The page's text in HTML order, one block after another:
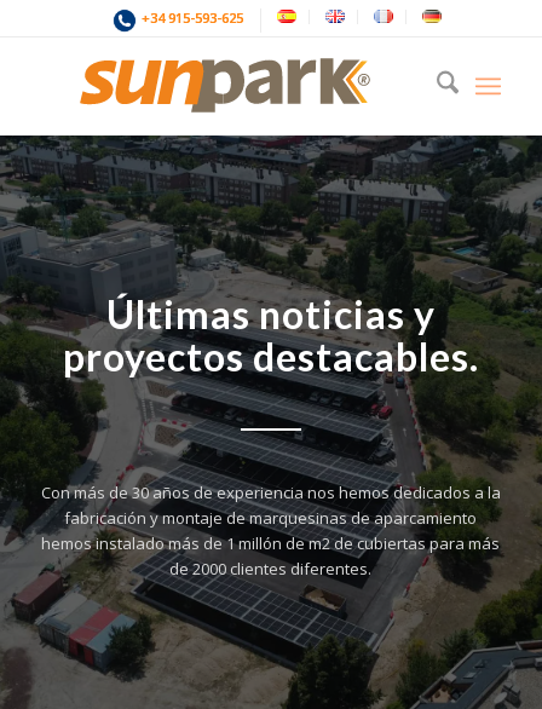
+34 915-593-625
Últimas noticias y
proyectos destacables.
Con más de 30 años de experiencia nos hemos dedicados a la
fabricación y montaje de marquesinas de aparcamiento
hemos instalado más de 1 millón de m2 de cubiertas para más
de 2000 clientes diferentes.